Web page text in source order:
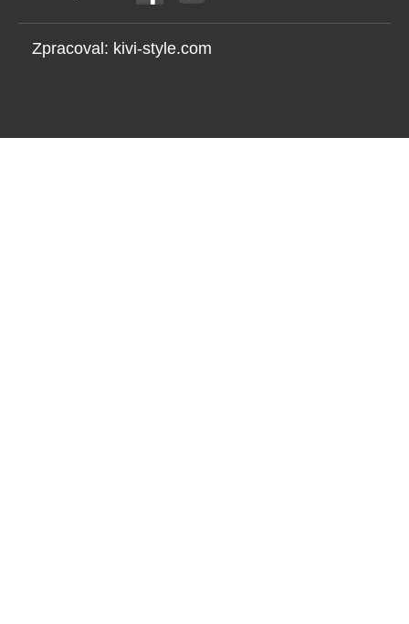
Zpracoval: kivi-style.com